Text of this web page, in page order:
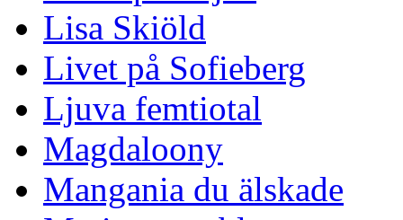
Lisa Skiöld
Livet på Sofieberg
Ljuva femtiotal
Magdaloony
Mangania du älskade